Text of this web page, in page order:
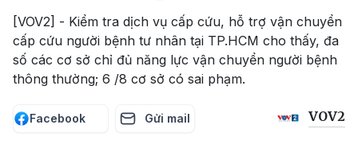
[VOV2] - Kiểm tra dịch vụ cấp cứu, hỗ trợ vận chuyển
cấp cứu người bệnh tư nhân tại TP.HCM cho thấy, đa
số các cơ sở chỉ đủ năng lực vận chuyển người bệnh
thông thường; 6 /8 cơ sở có sai phạm.
Facebook Gửi mail VOV2